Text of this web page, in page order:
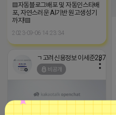
▤자동블로그배포 및 자동인스타배
포, 자연스러운 AI기반 원고생성기
까지!▤
2023-09-06 14:23:34
비공개